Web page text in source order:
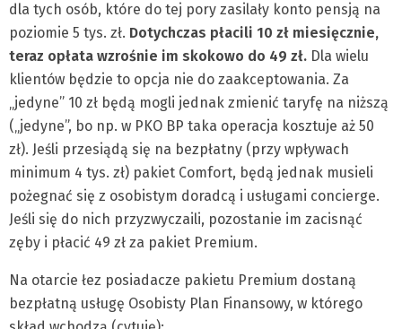
dla tych osób, które do tej pory zasilały konto pensją na
poziomie 5 tys. zł. Dotychczas płacili 10 zł miesięcznie,
teraz opłata wzrośnie im skokowo do 49 zł. Dla wielu
klientów będzie to opcja nie do zaakceptowania. Za
„jedyne” 10 zł będą mogli jednak zmienić taryfę na niższą
(„jedyne”, bo np. w PKO BP taka operacja kosztuje aż 50
zł). Jeśli przesiądą się na bezpłatny (przy wpływach
minimum 4 tys. zł) pakiet Comfort, będą jednak musieli
pożegnać się z osobistym doradcą i usługami concierge.
Jeśli się do nich przyzwyczaili, pozostanie im zacisnąć
zęby i płacić 49 zł za pakiet Premium.
Na otarcie łez posiadacze pakietu Premium dostaną
bezpłatną usługę Osobisty Plan Finansowy, w którego